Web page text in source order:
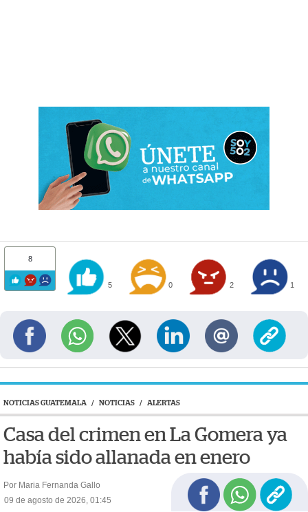
8
5 0 2 1
NOTICIAS GUATEMALA / NOTICIAS / ALERTAS
Casa del crimen en La Gomera ya
había sido allanada en enero
Por Maria Fernanda Gallo
09 de agosto de 2026, 01:45